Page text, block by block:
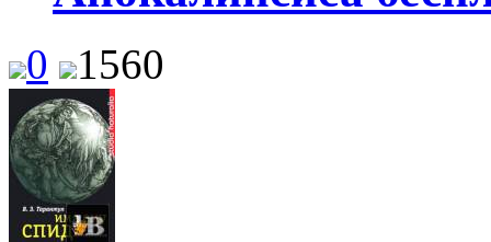
0 1560